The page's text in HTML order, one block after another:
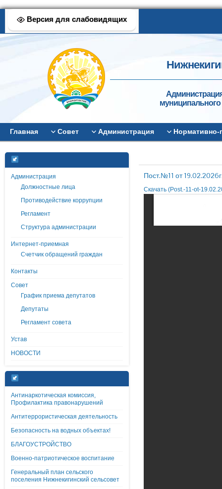
Версия для слабовидящих
муниципального
Главная Совет Администрация
Администрация
Должностные лица
Противодействие коррупции
Регламент
Структура администрации
Интернет-приемная
Счетчик обращений граждан
Контакты
Совет
График приема депутатов
Депутаты
Регламент совета
Устав
НОВОСТИ
Антинаркотическая комиссия,
Профилактика правонарушений
Антитеррористическая деятельность
Безопасность на водных объектах!
БЛАГОУСТРОЙСТВО
Военно-патриотическое воспитание
Генеральный план сельского
поселения Нижнекигинский сельсовет
Пост.№11 от
Скачать (Post.-11-ot-